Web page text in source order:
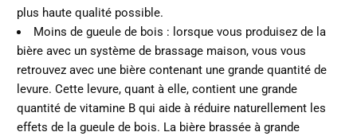
plus haute qualité possible.
Moins de gueule de bois : lorsque vous produisez de la
bière avec un système de brassage maison, vous vous
retrouvez avec une bière contenant une grande quantité de
levure. Cette levure, quant à elle, contient une grande
quantité de vitamine B qui aide à réduire naturellement les
effets de la gueule de bois. La bière brassée à grande